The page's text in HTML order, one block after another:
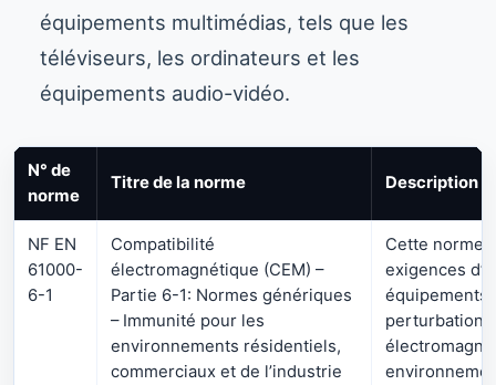
équipements multimédias, tels que les
téléviseurs, les ordinateurs et les
équipements audio-vidéo.
N° de
norme
Titre de la norme Description
NF EN
61000-
6-1
Compatibilité
électromagnétique (CEM) –
Partie 6-1: Normes génériques
– Immunité pour les
environnements résidentiels,
commerciaux et de l’industrie
Cette norme
exigences
équipements
perturbations